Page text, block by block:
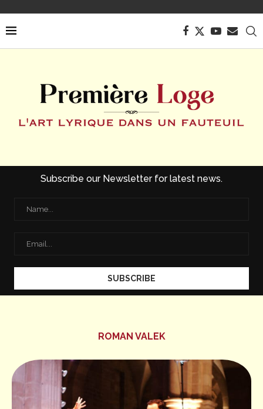
Subscribe our Newsletter for latest news.
ROMAN VALEK